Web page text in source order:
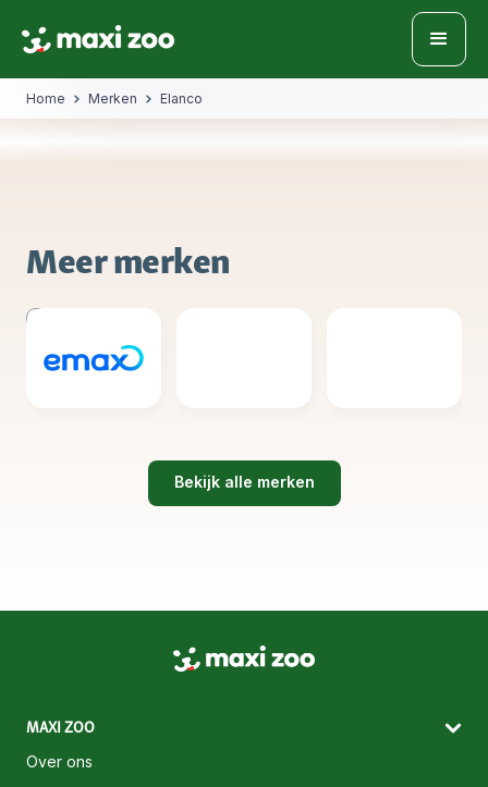
Home Merken Elanco
Meer merken
Bekijk alle merken
MAXI ZOO
Over ons